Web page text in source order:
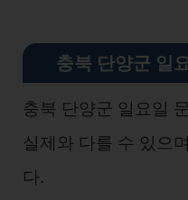
충북 단양군 일
충북 단양군 일요일
실제와 다를 수 있으
다.